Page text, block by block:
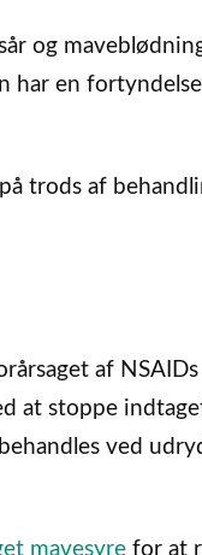
og
har en
trods af
af NSAIDs
at stoppe
behandles ved
mavesyre for at